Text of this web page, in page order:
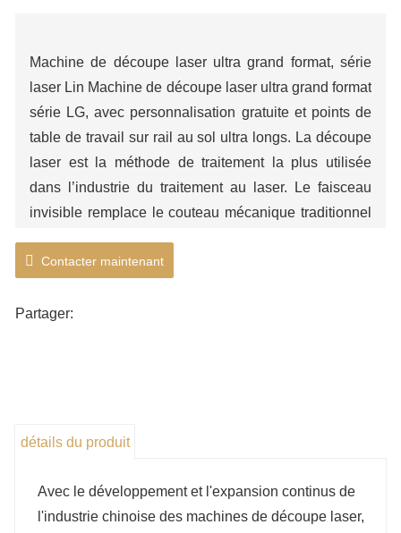
Machine de découpe laser ultra grand format, série
laser Lin Machine de découpe laser ultra grand format
série LG, avec personnalisation gratuite et points de
table de travail sur rail au sol ultra longs. La découpe
laser est la méthode de traitement la plus utilisée
dans l’industrie du traitement au laser. Le faisceau
invisible remplace le couteau mécanique traditionnel
d'une vitesse de coupe rapide, sans se limiter à la
automatique, à l'économie de matériau, à l'incision
Contacter maintenant
Partager:
détails du produit
Avec le développement et l'expansion continus de
l'industrie chinoise des machines de découpe laser,